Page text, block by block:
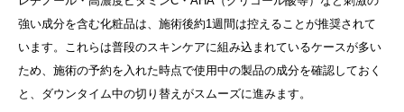
強い成分を含む化粧品は、施術後約1週間は控えることが推奨されて
います。これらは普段のスキンケアに組み込まれているケースが多い
ため、施術の予約を入れた時点で使用中の製品の成分を確認しておく
と、ダウンタイム中の切り替えがスムーズに進みます。